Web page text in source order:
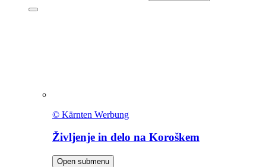
© Kärnten Werbung
Življenje in delo na Koroškem
Open submenu